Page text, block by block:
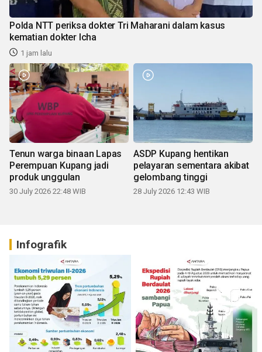
Polda NTT periksa dokter Tri Maharani dalam kasus
kematian dokter Icha
1 jam lalu
Tenun warga binaan Lapas
Perempuan Kupang jadi
produk unggulan
30 July 2026 22:48 WIB
ASDP Kupang hentikan
pelayaran sementara akibat
gelombang tinggi
28 July 2026 12:43 WIB
Infografik